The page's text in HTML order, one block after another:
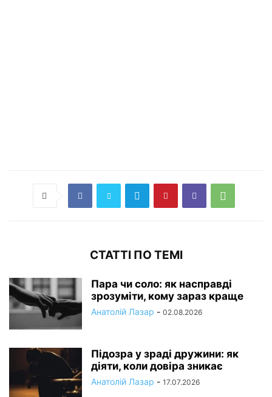
СТАТТІ ПО ТЕМІ
Пара чи соло: як насправді
зрозуміти, кому зараз краще
Анатолій Лазар - 02.08.2026
Підозра у зраді дружини: як
діяти, коли довіра зникає
Анатолій Лазар - 17.07.2026